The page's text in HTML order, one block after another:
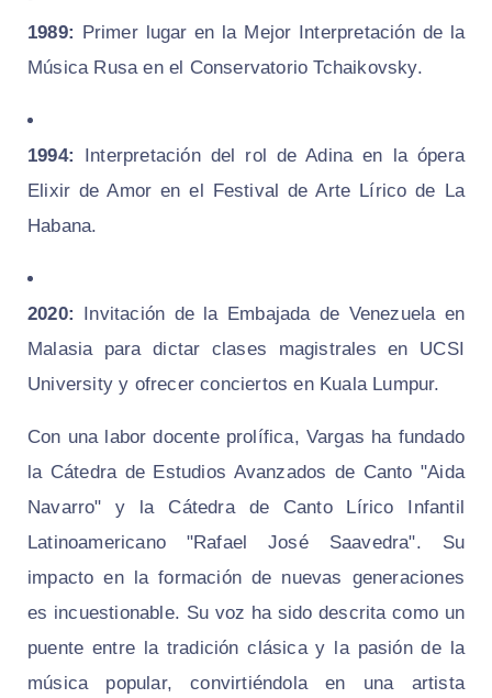
1989:
Primer lugar en la Mejor Interpretación de la
Música Rusa en el Conservatorio Tchaikovsky.
1994:
Interpretación del rol de Adina en la ópera
Elixir de Amor en el Festival de Arte Lírico de La
Habana.
2020:
Invitación de la Embajada de Venezuela en
Malasia para dictar clases magistrales en UCSI
University y ofrecer conciertos en Kuala Lumpur.
Con una labor docente prolífica, Vargas ha fundado
la Cátedra de Estudios Avanzados de Canto "Aida
Navarro" y la Cátedra de Canto Lírico Infantil
Latinoamericano "Rafael José Saavedra". Su
impacto en la formación de nuevas generaciones
es incuestionable. Su voz ha sido descrita como un
puente entre la tradición clásica y la pasión de la
música popular, convirtiéndola en una artista